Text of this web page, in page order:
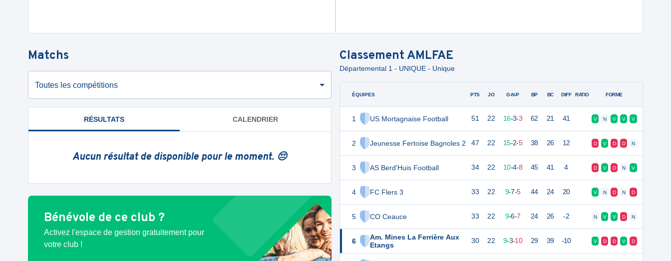
Matchs
Toutes les compétitions
RÉSULTATS CALENDRIER
Aucun résultat de disponible pour le moment. 😔
Bénévole de ce club ?
Activez l'espace de gestion gratuitement pour
votre club !
Classement AMLFAE
Départemental 1 - UNIQUE - Unique
ÉQUIPES
1 US Mortagnaise Football
2 Jeunesse Fertoise Bagnoles 2
3 AS Berd'Huis Football
4 FC Flers 3
5 CO Ceauce
6
Am. Mines La Ferrière Aux
Etangs
PTS JO G-N-P BP BC DIFF RATIO FORME
51 22 16-3-3 62 21 41 V N V V V
47 22 15-2-5 38 26 12 D V D D N
34 22 10-4-8 45 41 4 D V D N V
33 22 9-7-5 44 24 20 V N D N D
33 22 9-6-7 24 26 -2 N V V D N
30 22 9-3-10 29 39 -10 V D D V D